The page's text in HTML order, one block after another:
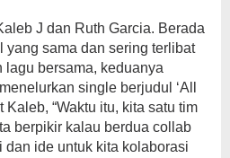
J dan Ruth Garcia. Berada
yang sama dan sering terlibat
bersama, keduanya
single berjudul ‘All
Kaleb, “Waktu itu, kita satu tim
berpikir kalau berdua collab
dan ide untuk kita kolaborasi